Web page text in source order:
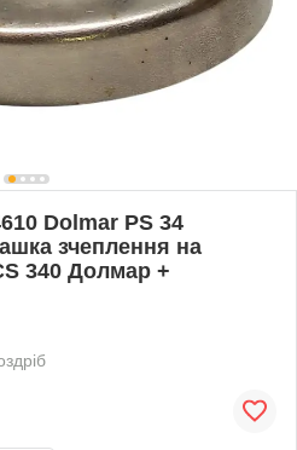
Dolmar PS 34
зчеплення на
340 Долмар +